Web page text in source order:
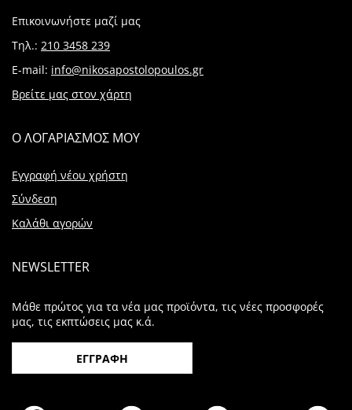
Επικοινωνήστε μαζί μας
Τηλ.: 210 3458 239
E-mail: info@nikosapostolopoulos.gr
Βρείτε μας στον χάρτη
Ο ΛΟΓΑΡΙΑΣΜΟΣ ΜΟΥ
Εγγραφή νέου χρήστη
Σύνδεση
Καλάθι αγορών
NEWSLETTER
Μάθε πρώτος για τα νέα μας προϊόντα, τις νέες προσφορές
μας, τις εκπτώσεις μας κ.ά.
ΕΓΓΡΑΦΗ